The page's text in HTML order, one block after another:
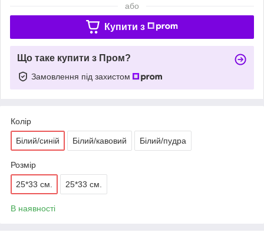
або
Купити з
Що таке купити з Пром?
Замовлення під захистом
Колір
Білий/синій Білий/кавовий Білий/пудра
Розмір
25*33 см. 25*33 см.
В наявності